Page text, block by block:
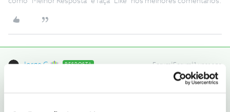
Jorge C RESPOSTA Forum|Forum|1 year ago